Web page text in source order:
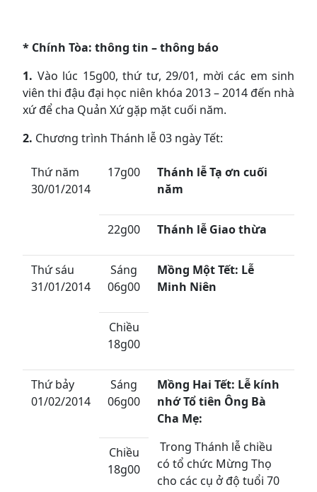
* Chính Tòa: thông tin – thông báo
1. Vào lúc 15g00, thứ tư, 29/01, mời các em sinh
viên thi đậu đại học niên khóa 2013 – 2014 đến nhà
xứ để cha Quản Xứ gặp mặt cuối năm.
2. Chương trình Thánh lễ 03 ngày Tết:
Thứ năm
30/01/2014
17g00
Thánh lễ Tạ ơn cuối
năm
22g00 Thánh lễ Giao thừa
Thứ sáu
31/01/2014
Sáng
06g00
Mồng Một Tết: Lễ
Minh Niên
Chiều
18g00
Thứ bảy
01/02/2014
Sáng
06g00
Mồng Hai Tết: Lễ kính
nhớ Tổ tiên Ông Bà
Cha Mẹ:
Trong Thánh lễ chiều
có tổ chức Mừng Thọ
cho các cụ ở độ tuổi 70
Chiều
18g00